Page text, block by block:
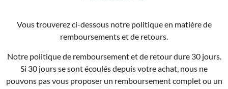
Vous trouverez ci-dessous notre politique en matière de
remboursements et de retours.
Notre politique de remboursement et de retour dure 30 jours.
Si 30 jours se sont écoulés depuis votre achat, nous ne
pouvons pas vous proposer un remboursement complet ou un